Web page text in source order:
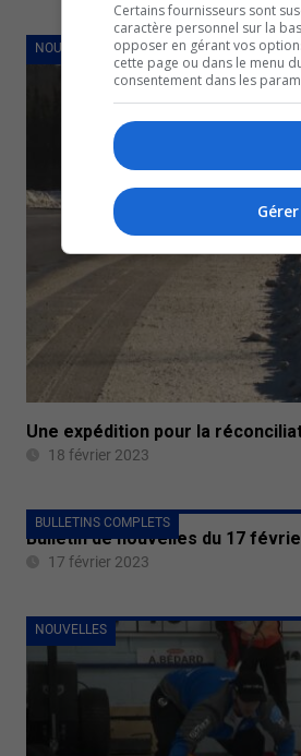
NOUVELLES
Une expédition pour la
18 février 2023
BULLETINS COMPLETS
Bulletin de nouvelles du 17
17 février 2023
NOUVELLES
Certains fournisseurs sont
caractère personnel sur la
opposer en gérant vos
cette page ou dans le menu
consentement dans les